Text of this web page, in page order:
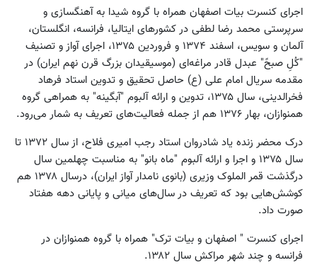
اجرای کنسرت بیات اصفهان همراه با گروه شیدا به آهنگسازی و
سرپرستی محمد رضا لطفی در کشورهای ایتالیا، فرانسه، انگلستان،
آلمان و سویس، اسفند ۱۳۷۴ و فروردین ۱۳۷۵، اجرای آواز و تصنیف
"کُلِ صبحً" عبدل قادر مراغه‌ای (موسیقیدان بزرگ قرن نهم ایران) در
مقدمه سریال امام علی (ع) حاصل تحقیق و تدوین استاد فرهاد
فخرالدینی، سال ۱۳۷۵، تدوین و ارائه آلبوم "آبگینه" به همراهی گروه
همنوازان، بهار ۱۳۷۶ هم از جمله فعالیت‌های تعریف به شمار می‌رود.
درک محضر زنده یاد شادروان استاد رجب امیری فلاح، از سال ۱۳۷۲ تا
سال ۱۳۷۵ و اجرا و ارائه آلبوم "ماه بانو" به مناسبت چهلمین سال
درگذشت قمر الملوک وزیری (بانوی نامدار آواز ایران)، درسال ۱۳۷۸ هم
کوشش‌هایی بود که تعریف در سال‌های میانی و پایانی دهه هفتاد
صورت داد.
اجرای کنسرت " اصفهان و بیات ترک" همراه با گروه همنوازان در
فرانسه و چند شهر مراکش سال ۱۳۸۲.